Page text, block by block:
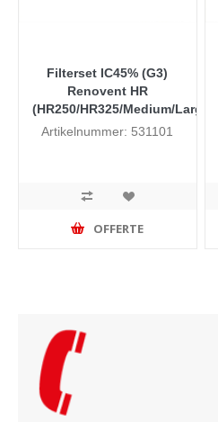
Filterset IC45% (G3)
Renovent HR
(HR250/HR325/Medium/Large)
Artikelnummer: 531101
OFFERTE